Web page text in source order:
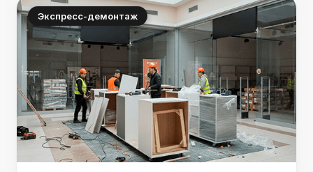
Экспресс-демонтаж